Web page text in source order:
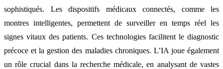
sophistiqués. Les dispositifs médicaux connectés, comme les
montres intelligentes, permettent de surveiller en temps réel les
signes vitaux des patients. Ces technologies facilitent le diagnostic
précoce et la gestion des maladies chroniques. L’IA joue également
un rôle crucial dans la recherche médicale, en analysant de vastes